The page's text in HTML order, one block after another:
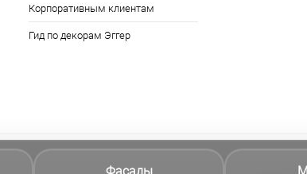
Корпоративным клиентам
Гид по декорам Эггер